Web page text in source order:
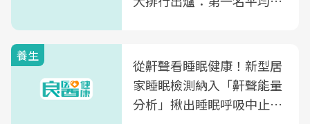
養生
從鼾聲看睡眠健康！新型居
家睡眠檢測納入「鼾聲能量
分析」揪出睡眠呼吸中止症